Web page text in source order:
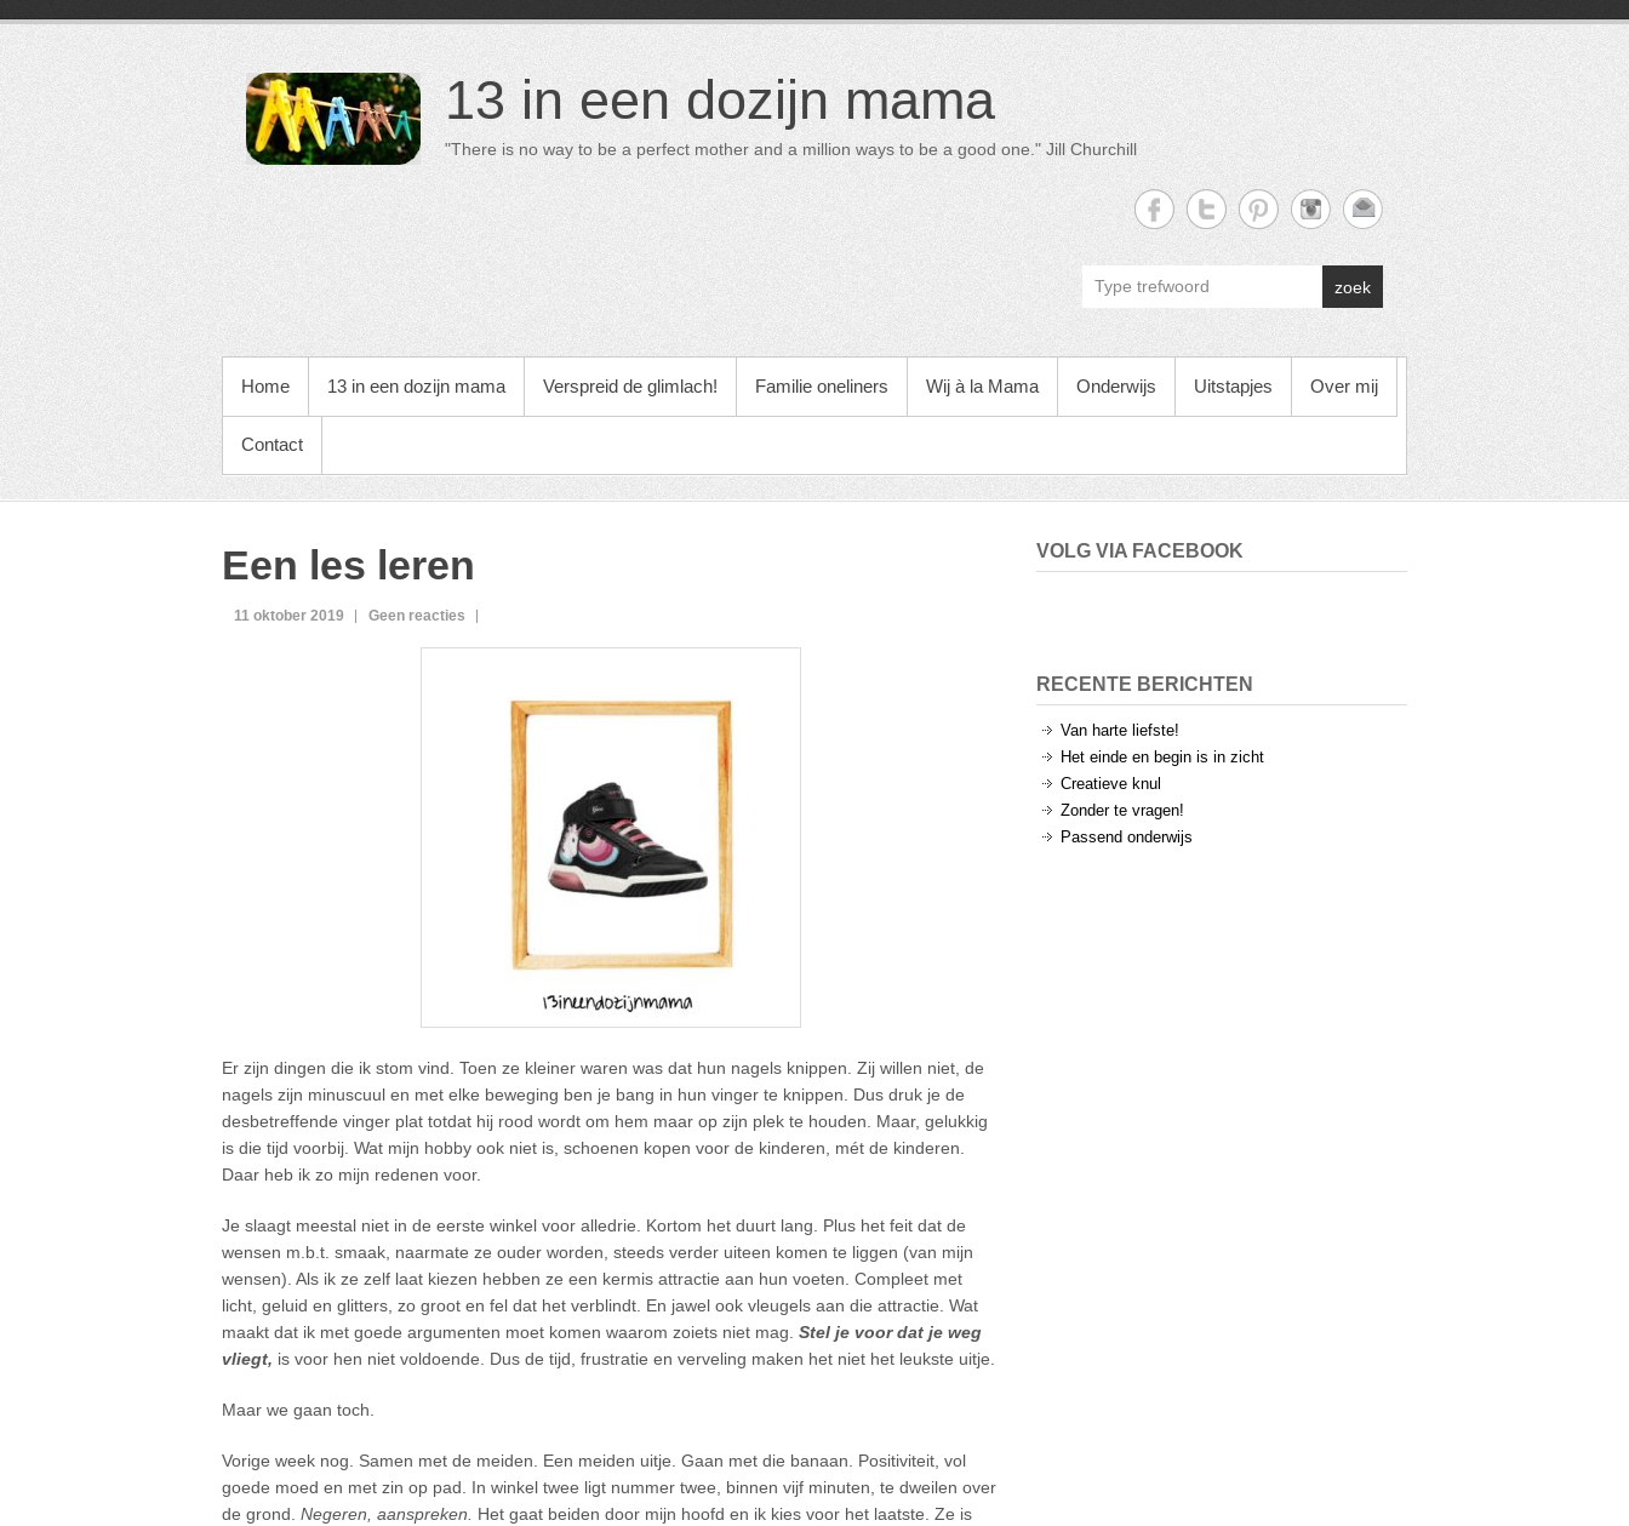
13 in een dozijn mama
"There is no way to be a perfect mother and a million ways to be a good one." Jill Churchill
zoek
PRIMAIR MENU
Home 13 in een dozijn mama Verspreid de glimlach! Familie oneliners Wij à la Mama Onderwijs Uitstapjes Over mij
Contact
Een les leren
11 oktober 2019 Geen reacties
Er zijn dingen die ik stom vind. Toen ze kleiner waren was dat hun nagels knippen. Zij willen niet, de
nagels zijn minuscuul en met elke beweging ben je bang in hun vinger te knippen. Dus druk je de
desbetreffende vinger plat totdat hij rood wordt om hem maar op zijn plek te houden. Maar, gelukkig
is die tijd voorbij. Wat mijn hobby ook niet is, schoenen kopen voor de kinderen, mét de kinderen.
Daar heb ik zo mijn redenen voor.
Je slaagt meestal niet in de eerste winkel voor alledrie. Kortom het duurt lang. Plus het feit dat de
wensen m.b.t. smaak, naarmate ze ouder worden, steeds verder uiteen komen te liggen (van mijn
wensen). Als ik ze zelf laat kiezen hebben ze een kermis attractie aan hun voeten. Compleet met
licht, geluid en glitters, zo groot en fel dat het verblindt. En jawel ook vleugels aan die attractie. Wat
maakt dat ik met goede argumenten moet komen waarom zoiets niet mag. Stel je voor dat je weg
vliegt, is voor hen niet voldoende. Dus de tijd, frustratie en verveling maken het niet het leukste uitje.
Maar we gaan toch.
Vorige week nog. Samen met de meiden. Een meiden uitje. Gaan met die banaan. Positiviteit, vol
goede moed en met zin op pad. In winkel twee ligt nummer twee, binnen vijf minuten, te dweilen over
de grond. Negeren, aanspreken. Het gaat beiden door mijn hoofd en ik kies voor het laatste. Ze is
VOLG VIA FACEBOOK
RECENTE BERICHTEN
Van harte liefste!
Het einde en begin is in zicht
Creatieve knul
Zonder te vragen!
Passend onderwijs